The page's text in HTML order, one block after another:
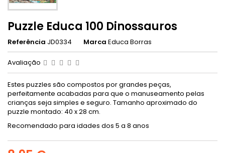
Puzzle Educa 100 Dinossauros
Referência JD0334 Marca Educa Borras
Avaliação
Estes puzzles são compostos por grandes peças,
perfeitamente acabadas para que o manuseamento pelas
crianças seja simples e seguro. Tamanho aproximado do
puzzle montado: 40 x 28 cm.
Recomendado para idades dos 5 a 8 anos